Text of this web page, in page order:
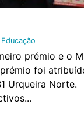
Educação
prémio e o
foi
Urqueira